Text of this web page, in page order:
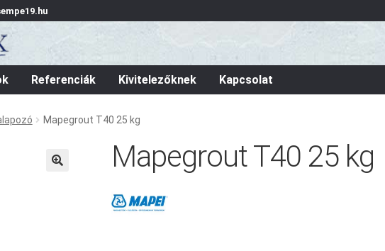
Referenciák Kivitelezőknek Kapcsolat
Mapegrout T40 25 kg
Mapegrout T40 25 kg